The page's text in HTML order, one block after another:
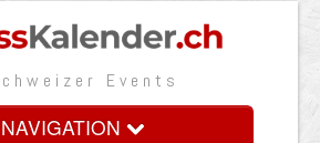
Events
NAVIGATION